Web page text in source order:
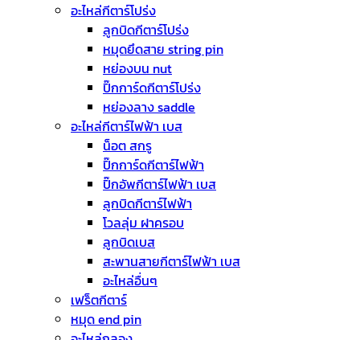
อะไหล่กีตาร์โปร่ง
ลูกบิดกีตาร์โปร่ง
หมุดยึดสาย string pin
หย่องบน nut
ปิ๊กการ์ดกีตาร์โปร่ง
หย่องลาง saddle
อะไหล่กีตาร์ไฟฟ้า เบส
น็อต สกรู
ปิ๊กการ์ดกีตาร์ไฟฟ้า
ปิ๊กอัพกีตาร์ไฟฟ้า เบส
ลูกบิดกีตาร์ไฟฟ้า
โวลลุ่ม ฝาครอบ
ลูกบิดเบส
สะพานสายกีตาร์ไฟฟ้า เบส
อะไหล่อื่นๆ
เฟร็ตกีตาร์
หมุด end pin